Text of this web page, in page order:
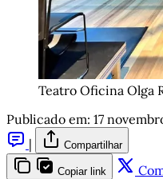
Teatro Oficina Olga
Publicado em: 17
|
Compartilhar
Copiar link